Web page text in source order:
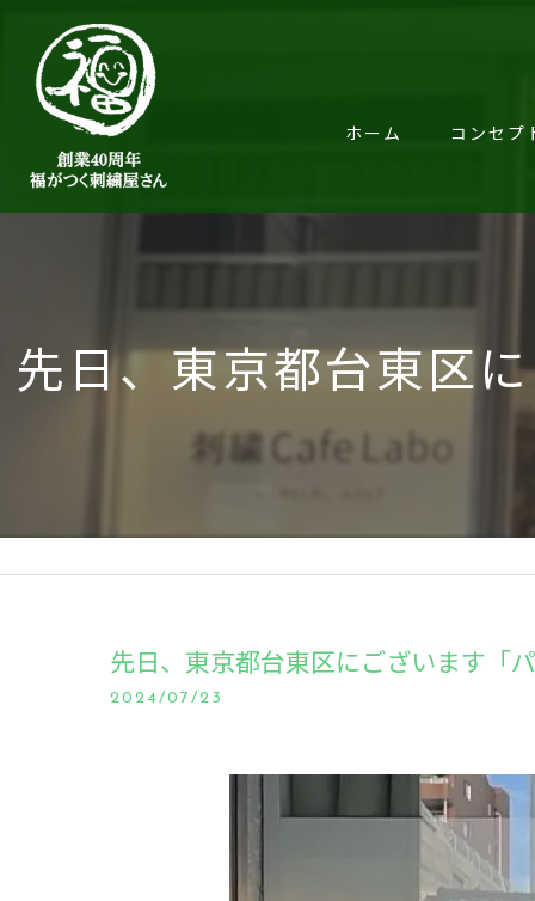
ホーム コンセプ
先日、東京都台東区
先日、東京都台東区にございます「
2024/07/23